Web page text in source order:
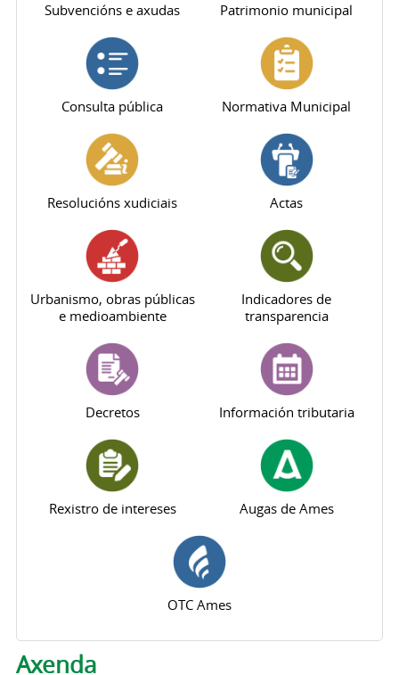
Subvencións e axudas Patrimonio municipal
Consulta pública Normativa Municipal
Resolucións xudiciais Actas
Urbanismo, obras públicas
e medioambiente
Indicadores de
transparencia
Decretos Información tributaria
Rexistro de intereses Augas de Ames
OTC Ames
Axenda